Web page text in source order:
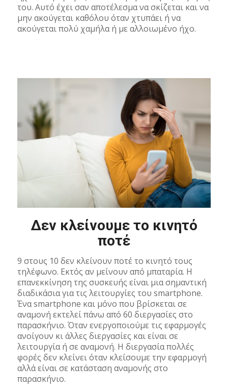
του. Αυτό έχει σαν αποτέλεσμα να σκίζεται και να
μην ακούγεται καθόλου όταν χτυπάει ή να
ακούγεται πολύ χαμήλα ή με αλλοιωμένο ήχο.
Δεν κλείνουμε το κινητό
ποτέ
9 στους 10 δεν κλείνουν ποτέ το κινητό τους
τηλέφωνο. Εκτός αν μείνουν από μπαταρία. Η
επανεκκίνηση της συσκευής είναι μια σημαντική
διαδικάσια για τις λειτουργίες του smartphone.
Ένα smartphone και μόνο που βρίσκεται σε
αναμονή εκτελεί πάνω από 60 διεργασίες στο
παρασκήνιο. Όταν ενεργοποιούμε τις εφαρμογές
ανοίγουν κι άλλες διεργασίες και είναι σε
λειτουργία ή σε αναμονή. Η διεργασία πολλές
φορές δεν κλείνει όταν κλείσουμε την εφαρμογή
αλλά είναι σε κατάσταση αναμονής στο
παρασκήνιο.